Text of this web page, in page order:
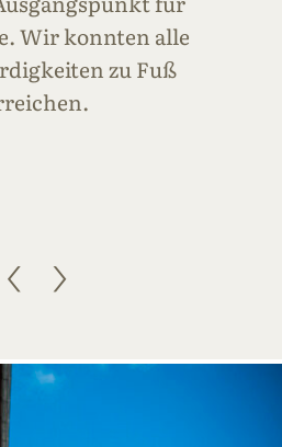
Wir konnten alle
zu Fuß